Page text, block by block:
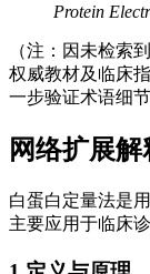
Protein
（注：因未检索
权威教材及临床
一步验证术语细节
网络扩展解
白蛋白定量法是
主要应用于临床